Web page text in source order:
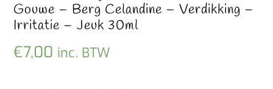
Gouwe – Berg Celandine – Verdikking –
Irritatie – Jeuk 30ml
€7,00 inc. BTW